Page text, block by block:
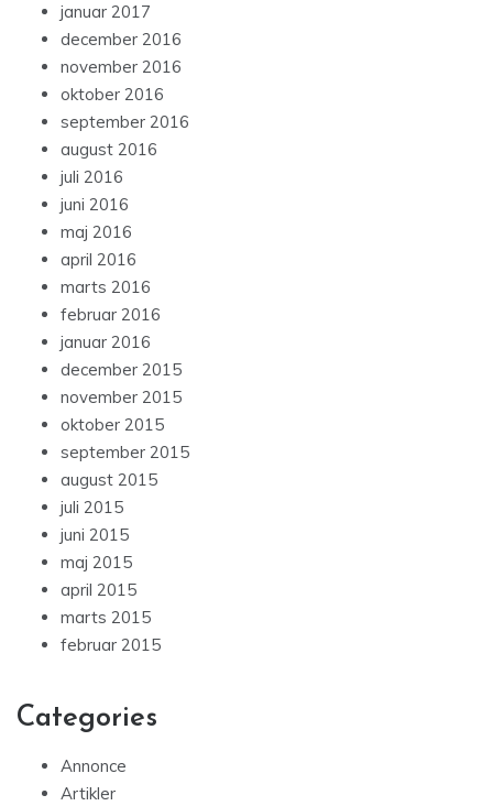
januar 2017
december 2016
november 2016
oktober 2016
september 2016
august 2016
juli 2016
juni 2016
maj 2016
april 2016
marts 2016
februar 2016
januar 2016
december 2015
november 2015
oktober 2015
september 2015
august 2015
juli 2015
juni 2015
maj 2015
april 2015
marts 2015
februar 2015
Categories
Annonce
Artikler